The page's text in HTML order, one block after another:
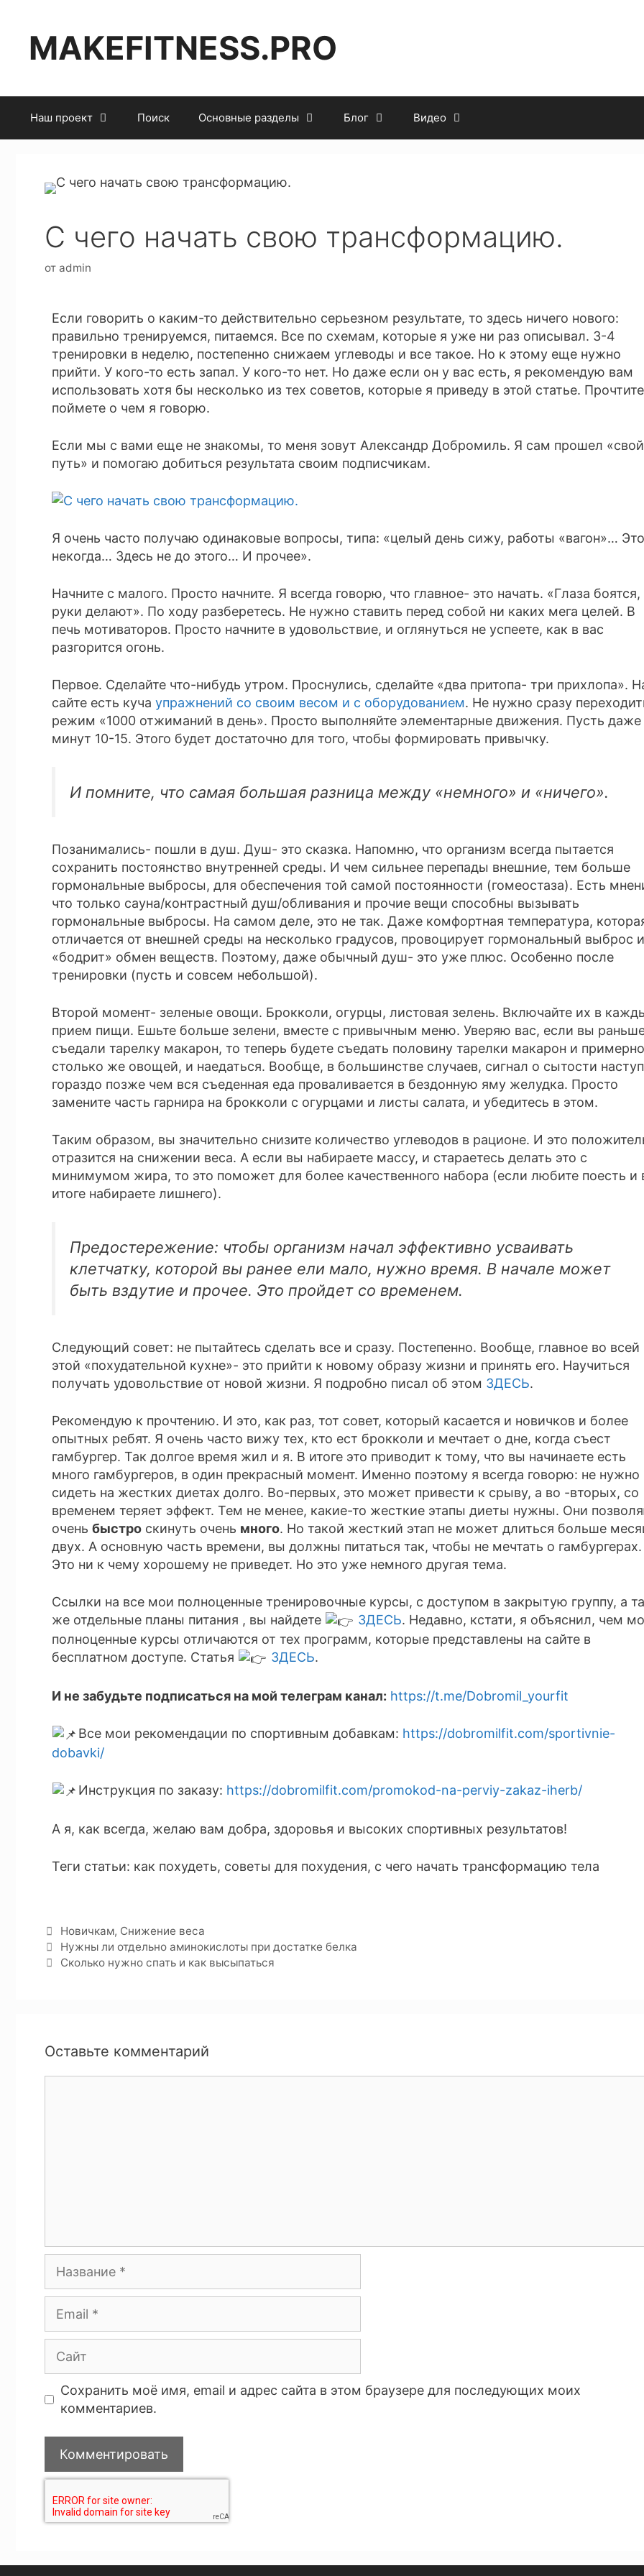
MAKEFITNESS.PRO
Наш проект Поиск Основные разделы Блог Видео
С чего начать свою трансформацию.
от admin
Если говорить о каким-то действительно серьезном результате, то здесь ничего нового:
правильно тренируемся, питаемся. Все по схемам, которые я уже ни раз описывал. 3-4
тренировки в неделю, постепенно снижаем углеводы и все такое. Но к этому еще нужно
прийти. У кого-то есть запал. У кого-то нет. Но даже если он у вас есть, я рекомендую вам
использовать хотя бы несколько из тех советов, которые я приведу в этой статье.
поймете о чем я говорю.
Если мы с вами еще не знакомы, то меня зовут Александр Добромиль. Я сам прошел «свой
путь» и помогаю добиться результата своим подписчикам.
Я очень часто получаю одинаковые вопросы, типа: «целый день сижу, работы «вагон»… Это
некогда… Здесь не до этого… И прочее».
Начните с малого. Просто начните. Я всегда говорю, что главное- это начать. «Глаза боятся,
руки делают». По ходу разберетесь. Не нужно ставить перед собой ни каких мега целей. В
печь мотиваторов. Просто начните в удовольствие, и оглянуться не успеете, как в вас
разгорится огонь.
Первое. Сделайте что-нибудь утром. Проснулись, сделайте «два притопа- три прихлопа».
сайте есть куча упражнений со своим весом и с оборудованием. Не нужно сразу
режим «1000 отжиманий в день». Просто выполняйте элементарные движения. Пусть даже
минут 10-15. Этого будет достаточно для того, чтобы формировать привычку.
И помните, что самая большая разница между «немного» и «ничего».
Позанимались- пошли в душ. Душ- это сказка. Напомню, что организм всегда пытается
сохранить постоянство внутренней среды. И чем сильнее перепады внешние, тем больше
гормональные выбросы, для обеспечения той самой постоянности (гомеостаза). Есть
что только сауна/контрастный душ/обливания и прочие вещи способны вызывать
гормональные выбросы. На самом деле, это не так. Даже комфортная температура,
отличается от внешней среды на несколько градусов, провоцирует гормональный выброс и
«бодрит» обмен веществ. Поэтому, даже обычный душ- это уже плюс. Особенно после
тренировки (пусть и совсем небольшой).
Второй момент- зеленые овощи. Брокколи, огурцы, листовая зелень. Включайте их в
прием пищи. Ешьте больше зелени, вместе с привычным меню. Уверяю вас, если вы
съедали тарелку макарон, то теперь будете съедать половину тарелки макарон и примерно
столько же овощей, и наедаться. Вообще, в большинстве случаев, сигнал о сытости
гораздо позже чем вся съеденная еда проваливается в бездонную яму желудка. Просто
замените часть гарнира на брокколи с огурцами и листы салата, и убедитесь в этом.
Таким образом, вы значительно снизите количество углеводов в рационе. И это
отразится на снижении веса. А если вы набираете массу, и стараетесь делать это с
минимумом жира, то это поможет для более качественного набора (если любите поесть и
итоге набираете лишнего).
Предостережение: чтобы организм начал эффективно усваивать
клетчатку, которой вы ранее ели мало, нужно время. В начале может
быть вздутие и прочее. Это пройдет со временем.
Следующий совет: не пытайтесь сделать все и сразу. Постепенно. Вообще, главное во всей
этой «похудательной кухне»- это прийти к новому образу жизни и принять его. Научиться
получать удовольствие от новой жизни. Я подробно писал об этом ЗДЕСЬ.
Рекомендую к прочтению. И это, как раз, тот совет, который касается и новичков и более
опытных ребят. Я очень часто вижу тех, кто ест брокколи и мечтает о дне, когда съест
гамбургер. Так долгое время жил и я. В итоге это приводит к тому, что вы начинаете есть
много гамбургеров, в один прекрасный момент. Именно поэтому я всегда говорю: не нужно
сидеть на жестких диетах долго. Во-первых, это может привести к срыву, а во -вторых, со
временем теряет эффект. Тем не менее, какие-то жесткие этапы диеты нужны. Они
очень быстро скинуть очень много. Но такой жесткий этап не может длиться больше
двух. А основную часть времени, вы должны питаться так, чтобы не мечтать о гамбургерах.
Это ни к чему хорошему не приведет. Но это уже немного другая тема.
Ссылки на все мои полноценные тренировочные курсы, с доступом в закрытую группу, а
же отдельные планы питания , вы найдете
ЗДЕСЬ. Недавно, кстати, я объяснил, чем
полноценные курсы отличаются от тех программ, которые представлены на сайте в
бесплатном доступе. Статья
ЗДЕСЬ.
И не забудьте подписаться на мой телеграм канал: https://t.me/Dobromil_yourfit
Все мои рекомендации по спортивным добавкам: https://dobromilfit.com/sportivnie-
dobavki/
Инструкция по заказу: https://dobromilfit.com/promokod-na-perviy-zakaz-iherb/
А я, как всегда, желаю вам добра, здоровья и высоких спортивных результатов!
Теги статьи: как похудеть, советы для похудения, с чего начать трансформацию тела
Новичкам, Снижение веса
Нужны ли отдельно аминокислоты при достатке белка
Сколько нужно спать и как высыпаться
Оставьте комментарий
Сохранить моё имя, email и адрес сайта в этом браузере для последующих моих
комментариев.